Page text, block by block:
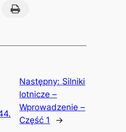
Print this Page
Następny: Silniki
lotnicze –
Wprowadzenie –
Część 1
→